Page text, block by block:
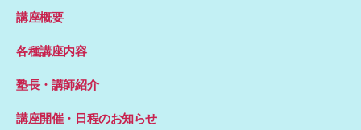
講座概要
各種講座内容
塾長・講師紹介
講座開催・日程のお知らせ